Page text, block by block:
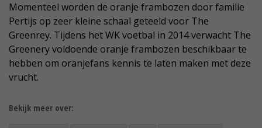
Momenteel worden de oranje frambozen door familie
Pertijs op zeer kleine schaal geteeld voor The
Greenrey. Tijdens het WK voetbal in 2014 verwacht The
Greenery voldoende oranje frambozen beschikbaar te
hebben om oranjefans kennis te laten maken met deze
vrucht.
Bekijk meer over: